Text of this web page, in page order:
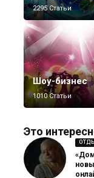
2295 Статьи
Шоу-бизнес
1010 Статьи
Это
«Дом